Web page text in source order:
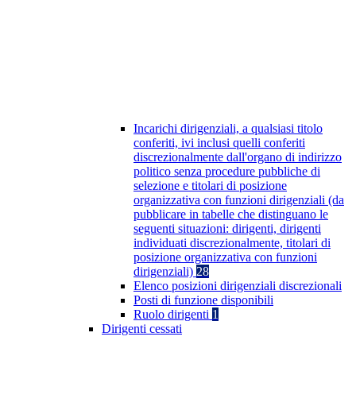
Incarichi dirigenziali, a qualsiasi titolo
conferiti, ivi inclusi quelli conferiti
discrezionalmente dall'organo di indirizzo
politico senza procedure pubbliche di
selezione e titolari di posizione
organizzativa con funzioni dirigenziali (da
pubblicare in tabelle che distinguano le
seguenti situazioni: dirigenti, dirigenti
individuati discrezionalmente, titolari di
posizione organizzativa con funzioni
dirigenziali) 28
Elenco posizioni dirigenziali discrezionali
Posti di funzione disponibili
Ruolo dirigenti 1
Dirigenti cessati